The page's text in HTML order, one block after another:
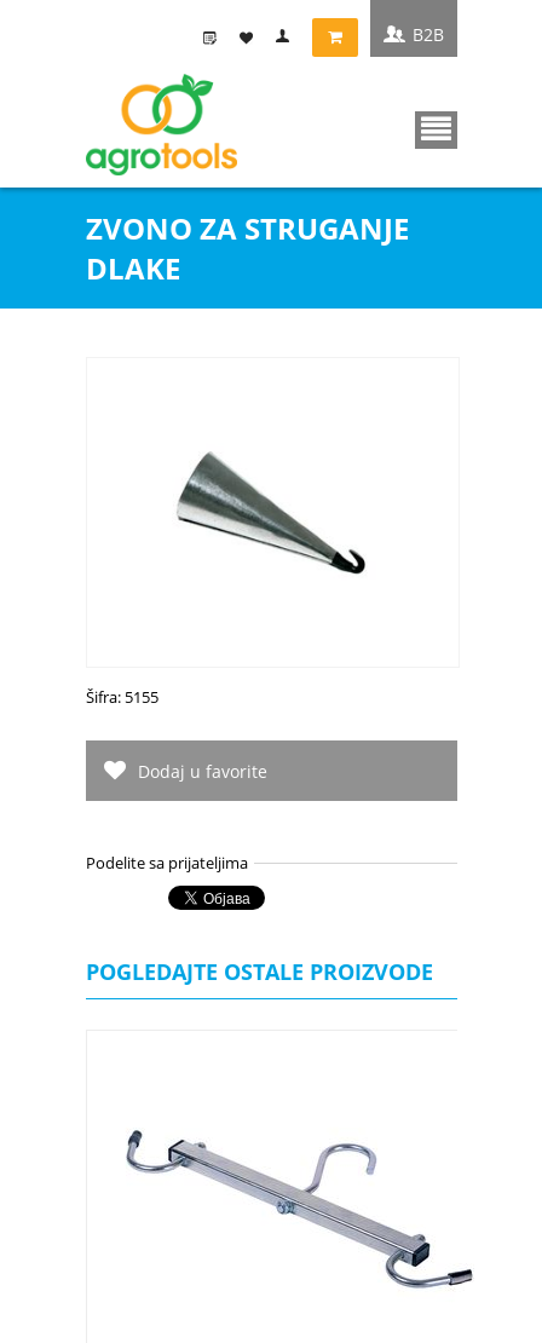
ZVONO ZA STRUGANJE
DLAKE
B2B
Šifra: 5155
Dodaj u favorite
Podelite sa prijateljima
POGLEDAJTE OSTALE PROIZVODE